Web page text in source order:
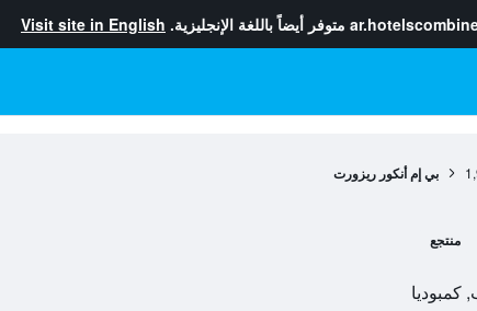
متوفر أيضاً باللغة الإنجليزية. Visit site in English
بي إم أنكور ريزورت
منتجع